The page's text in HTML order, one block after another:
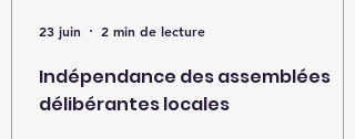
Indépendance des assemblées
délibérantes locales
23 juin 2 min de lecture